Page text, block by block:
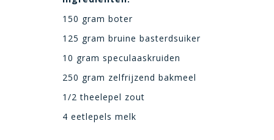
150 gram boter
125 gram bruine basterdsuiker
10 gram speculaaskruiden
250 gram zelfrijzend bakmeel
1/2 theelepel zout
4 eetlepels melk